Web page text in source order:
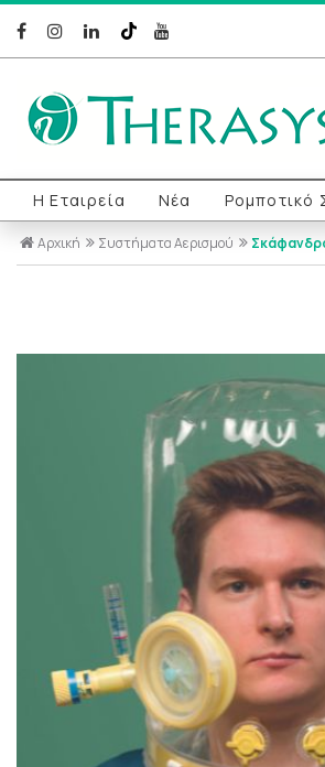
Η Εταιρεία Νέα Ρομποτικό
Αρχική Συστήματα Αερισμού